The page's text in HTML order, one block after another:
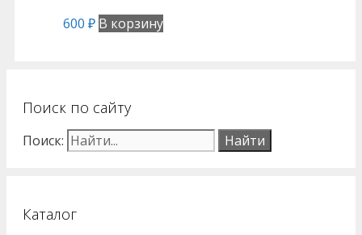
600 ₽ В корзину
Поиск по сайту
Поиск:
Каталог